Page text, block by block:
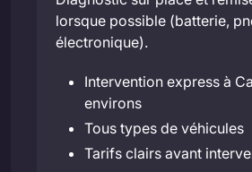
lorsque possible (batterie,
électronique).
Intervention express à
environs
Tous types de véhicules
Tarifs clairs avant